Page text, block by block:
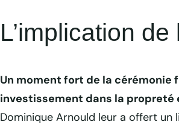
L’implication
Un moment fort de la cérémonie
investissement dans la propreté
Dominique Arnould leur a offert un